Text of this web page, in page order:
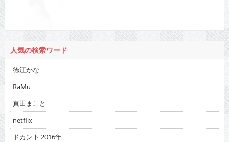
人気の検索ワード
徳江かな
RaMu
真田まこと
netflix
ドカント 2016年